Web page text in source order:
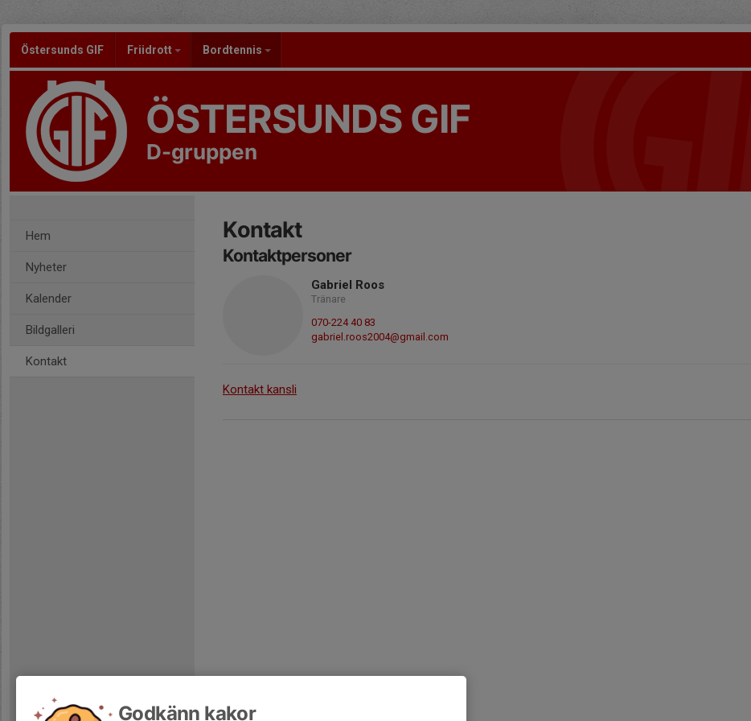
Östersunds GIF Friidrott Bordtennis
ÖSTERSUNDS GIF
D-gruppen
Hem
Nyheter
Kalender
Bildgalleri
Kontakt
Kontakt
Kontaktpersoner
Gabriel Roos
Tränare
070-224 40 83
gabriel.roos2004@gmail.com
Kontakt kansli
Godkänn kakor